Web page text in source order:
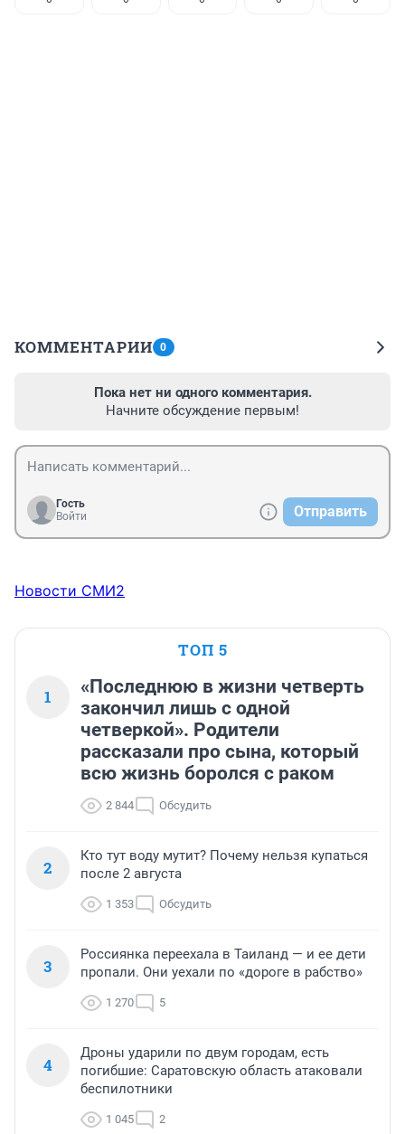
КОММЕНТАРИИ 0
Пока нет ни одного комментария.
Начните обсуждение первым!
Гость
Войти
Отправить
Новости СМИ2
ТОП 5
1
«Последнюю в жизни четверть
закончил лишь с одной
четверкой». Родители
рассказали про сына, который
всю жизнь боролся с раком
2 844 Обсудить
2
Кто тут воду мутит? Почему нельзя купаться
после 2 августа
1 353 Обсудить
3
Россиянка переехала в Таиланд — и ее дети
пропали. Они уехали по «дороге в рабство»
1 270 5
4
Дроны ударили по двум городам, есть
погибшие: Саратовскую область атаковали
беспилотники
1 045 2